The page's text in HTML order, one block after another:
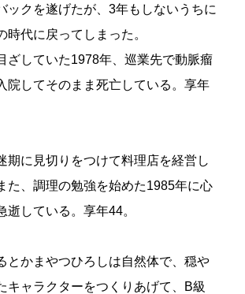
ックを遂げたが、3年もしないうちに
時代に戻ってしまった。
ざしていた1978年、巡業先で動脈瘤
院してそのまま死亡している。享年
期に見切りをつけて料理店を経営し
た、調理の勉強を始めた1985年に心
逝している。享年44。
とかまやつひろしは自然体で、穏や
キャラクターをつくりあげて、B級